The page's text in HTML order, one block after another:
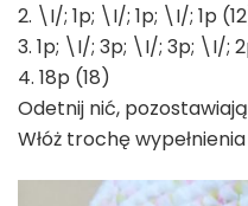
2. \I/; 1p; \I/; 1p; \I/; 1p
3. 1p; \I/; 3p; \I/; 3p; \I/;
4. 18p (18)
Odetnij nić,
Włóż trochę